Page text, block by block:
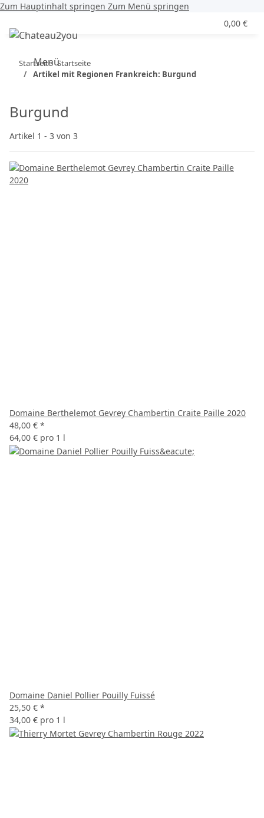
Zum Hauptinhalt springen Zum Menü springen
Menü
0,00 €
Startseite Startseite
Artikel mit Regionen Frankreich: Burgund
Burgund
Artikel 1 - 3 von 3
Domaine Berthelemot Gevrey Chambertin Craite Paille 2020
48,00 € *
64,00 € pro 1 l
Domaine Daniel Pollier Pouilly Fuissé
25,50 € *
34,00 € pro 1 l